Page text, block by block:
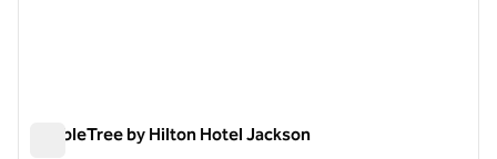
DoubleTree by Hilton Hotel Jackson